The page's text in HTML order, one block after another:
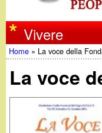
w
w
w
Vivere
Tu
sei
Home » La voce della
La voce